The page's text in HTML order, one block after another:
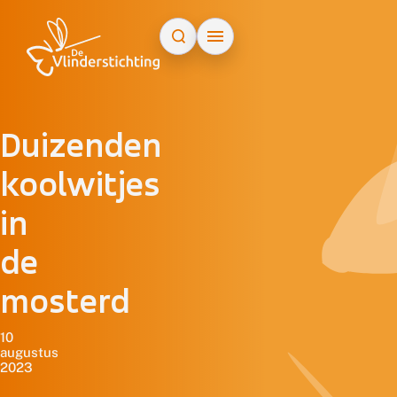
Duizenden
koolwitjes
in
de
mosterd
10
augustus
2023